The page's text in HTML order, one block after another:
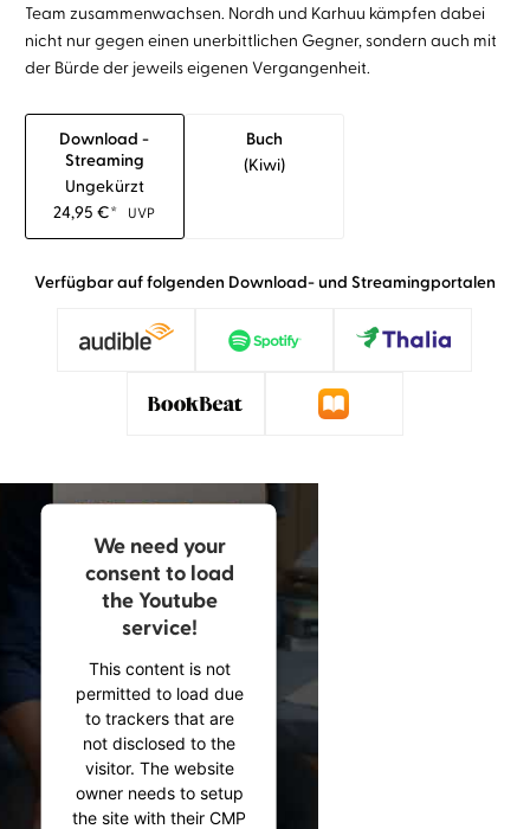
Team zusammenwachsen. Nordh und Karhuu kämpfen dabei
nicht nur gegen einen unerbittlichen Gegner, sondern auch mit
der Bürde der jeweils eigenen Vergangenheit.
Download -
Streaming
Ungekürzt
24,95€* UVP
Buch
(kiwi)
Verfügbar auf folgenden Download- und Streamingportalen
We need your
consent to load
the Youtube
service!
This content is not
permitted to load due
to trackers that are
not disclosed to the
visitor. The website
owner needs to setup
the site with their CMP